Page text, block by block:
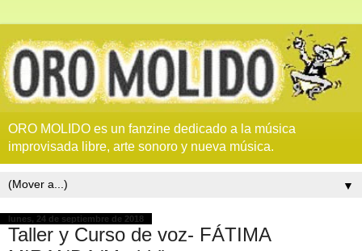
ORO MOLIDO es un fanzine dedicado a la música
improvisada libre, arte sonoro y nueva música.
▼
lunes, 24 de septiembre de 2018
Taller y Curso de voz- FÁTIMA